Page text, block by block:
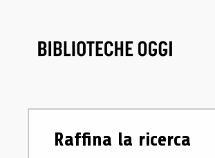
Raffina la ricerca